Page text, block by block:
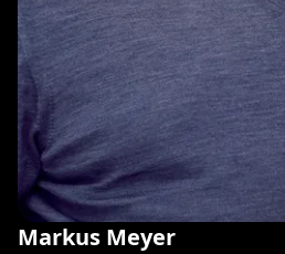
Markus Meyer